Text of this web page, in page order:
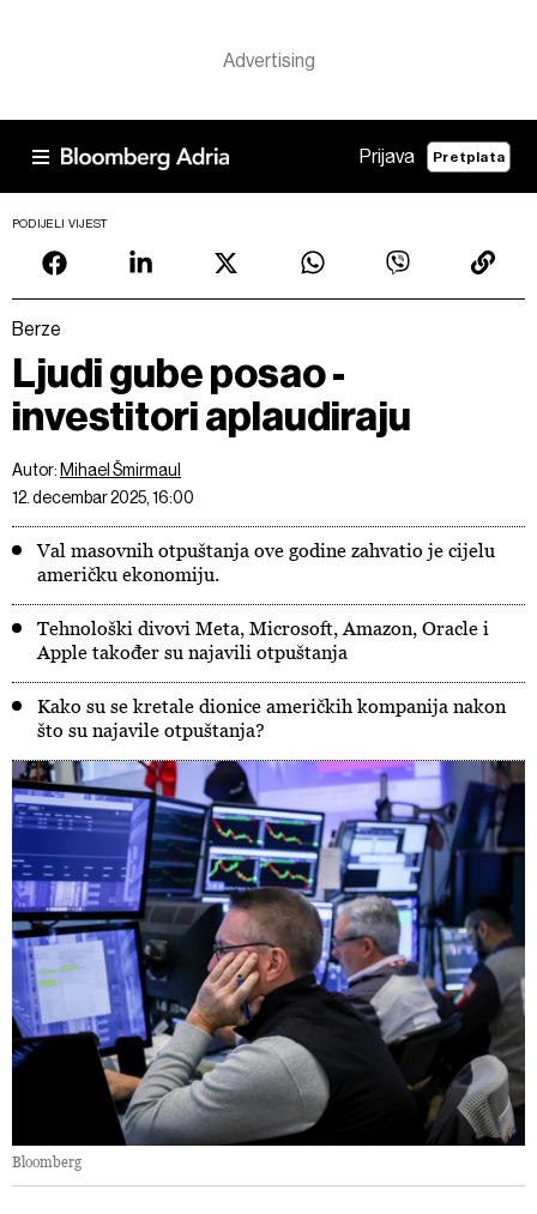
Prijava Pretplata
PODIJELI VIJEST
Berze
Ljudi gube posao -
investitori aplaudiraju
Autor: Mihael Šmirmaul
12. decembar 2025, 16:00
Val masovnih otpuštanja ove godine zahvatio je cijelu
američku ekonomiju.
Tehnološki divovi Meta, Microsoft, Amazon, Oracle i
Apple također su najavili otpuštanja
Kako su se kretale dionice američkih kompanija nakon
što su najavile otpuštanja?
Bloomberg